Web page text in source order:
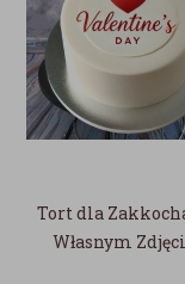
Tort dla
Własnym